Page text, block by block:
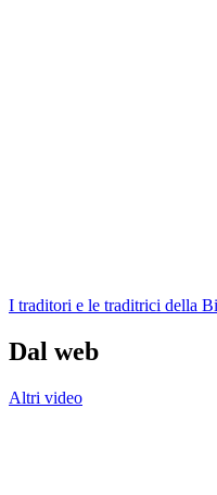
I traditori e le traditrici della
Dal web
Altri video